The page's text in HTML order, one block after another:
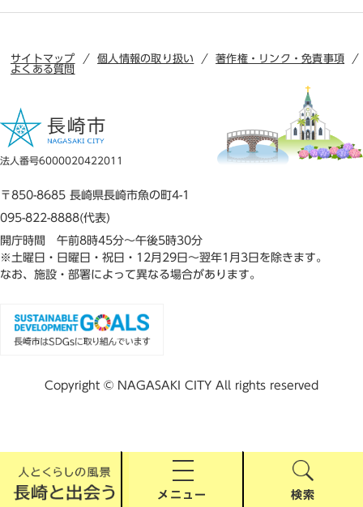
メニュー 検索
サイトマップ 個人情報の取り扱い
著作権・リンク・免責事項
よくある質問
法人番号6000020422011
〒850-8685 長崎県長崎市魚の町4-1
095-822-8888(代表)
開庁時間 午前8時45分～午後5時30分
※土曜日・日曜日・祝日・12月29日～翌年1月3日を除きます。
なお、施設・部署によって異なる場合があります。
Copyright © NAGASAKI CITY All rights reserved